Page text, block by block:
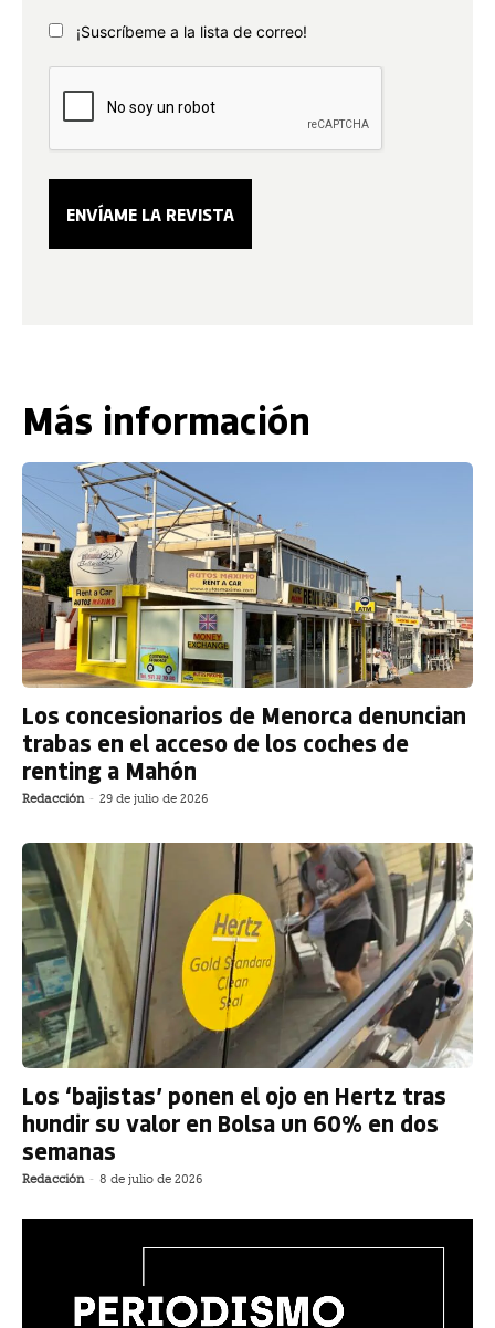
¡Suscríbeme a la lista de correo!
Más información
Los concesionarios de Menorca denuncian
trabas en el acceso de los coches de
renting a Mahón
Redacción - 29 de julio de 2026
Los ‘bajistas’ ponen el ojo en Hertz tras
hundir su valor en Bolsa un 60% en dos
semanas
Redacción - 8 de julio de 2026